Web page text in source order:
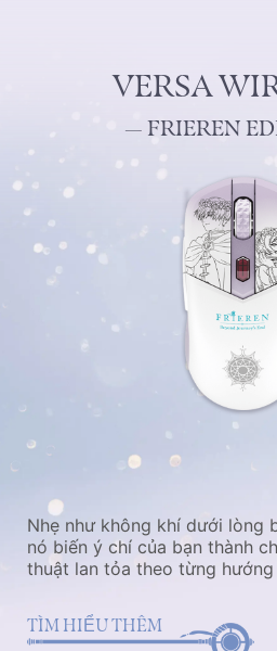
VERSA
— FRIEREN
Nhẹ như không khí dưới lòng
nó biến ý chí của bạn thành
thuật lan tỏa theo từng hướng
TÌM HIỂU THÊM